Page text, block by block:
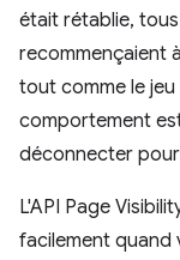
était rétablie,
recommençaient
tout comme le
comportement
déconnecter
L'API Page
facilement quand